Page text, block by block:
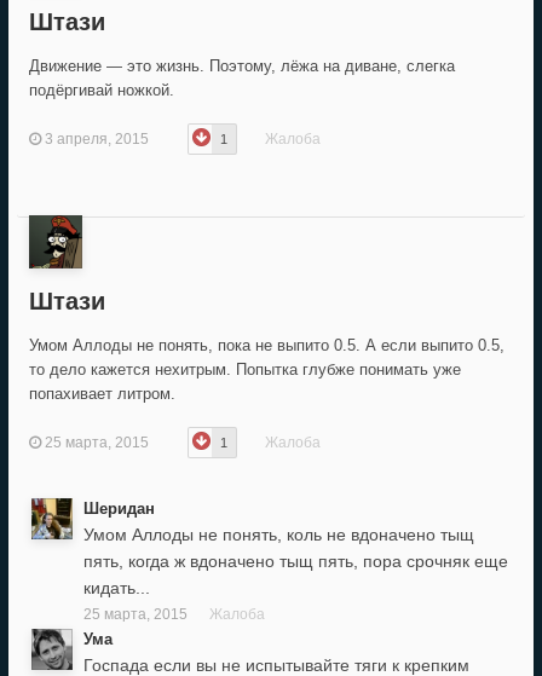
Штази
Движение — это жизнь. Поэтому, лёжа на диване, слегка
подёргивай ножкой.
3 апреля, 2015 1 Жалоба
Штази
Умом Аллоды не понять, пока не выпито 0.5. А если выпито 0.5,
то дело кажется нехитрым. Попытка глубже понимать уже
попахивает литром.
25 марта, 2015 1 Жалоба
Шеридан
Умом Аллоды не понять, коль не вдоначено тыщ
пять, когда ж вдоначено тыщ пять, пора срочняк еще
кидать...
25 марта, 2015 Жалоба
Ума
Госпада если вы не испытывайте тяги к крепким